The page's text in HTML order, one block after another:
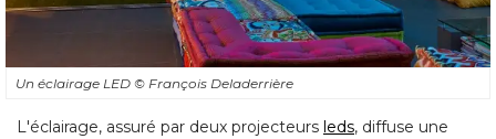
Un éclairage LED © François Deladerrière
L'éclairage, assuré par deux projecteurs leds, diffuse une